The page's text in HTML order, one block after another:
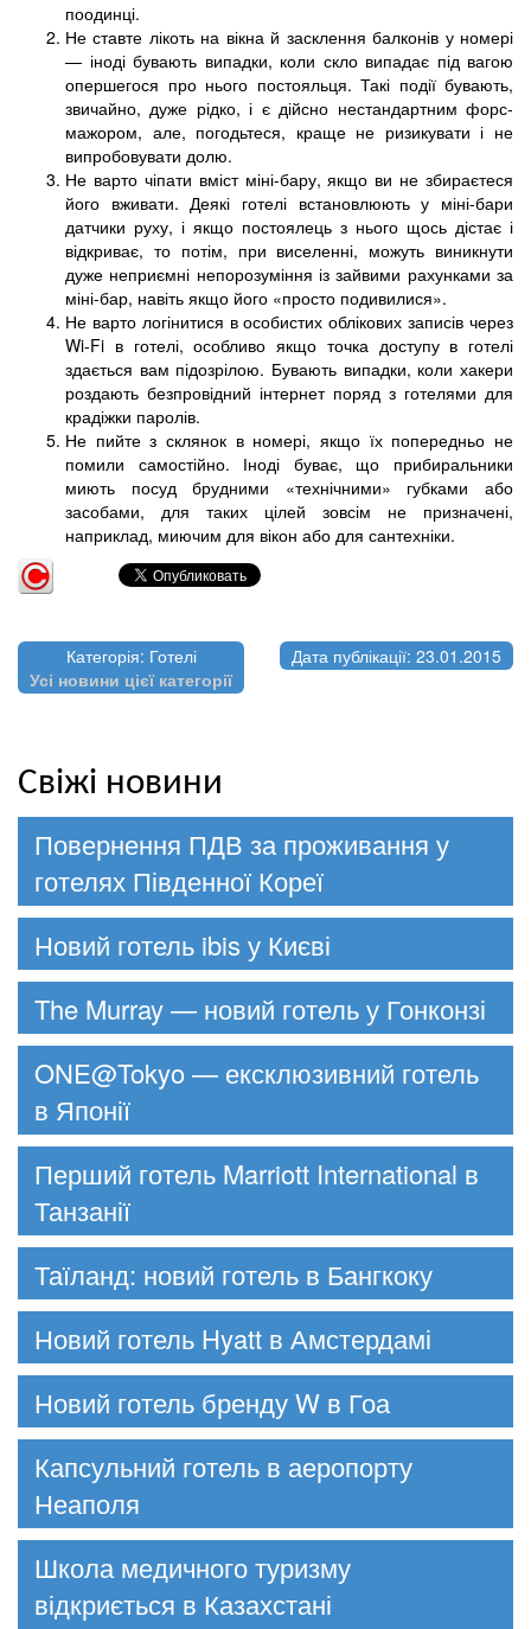
поодинці.
Не ставте лікоть на вікна й засклення балконів у номері
— іноді бувають випадки, коли скло випадає під вагою
опершегося про нього постояльця. Такі події бувають,
звичайно, дуже рідко, і є дійсно нестандартним форс-
мажором, але, погодьтеся, краще не ризикувати і не
випробовувати долю.
Не варто чіпати вміст міні-бару, якщо ви не збираєтеся
його вживати. Деякі готелі встановлюють у міні-бари
датчики руху, і якщо постоялець з нього щось дістає і
відкриває, то потім, при виселенні, можуть виникнути
дуже неприємні непорозуміння із зайвими рахунками за
міні-бар, навіть якщо його «просто подивилися».
Не варто логінитися в особистих облікових записів через
Wi-Fi в готелі, особливо якщо точка доступу в готелі
здається вам підозрілою. Бувають випадки, коли хакери
роздають безпровідний інтернет поряд з готелями для
крадіжки паролів.
Не пийте з склянок в номері, якщо їх попередньо не
помили самостійно. Іноді буває, що прибиральники
миють посуд брудними «технічними» губками або
засобами, для таких цілей зовсім не призначені,
наприклад, миючим для вікон або для сантехніки.
Категорія: Готелі
Усі новини цієї категорії
Дата публікації: 23.01.2015
Свіжі новини
Повернення ПДВ за проживання у
готелях Південної Кореї
Новий готель ibis у Києві
The Murray — новий готель у Гонконзі
ONE@Tokyo — ексклюзивний готель
в Японії
Перший готель Marriott International в
Танзанії
Таїланд: новий готель в Бангкоку
Новий готель Hyatt в Амстердамі
Новий готель бренду W в Гоа
Капсульний готель в аеропорту
Неаполя
Школа медичного туризму
відкриється в Казахстані